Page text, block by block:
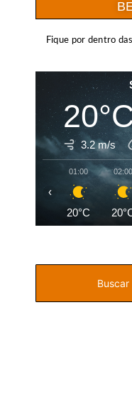
Fique por dentro
3.2 m/s
01:00
20°C
02:00
‹